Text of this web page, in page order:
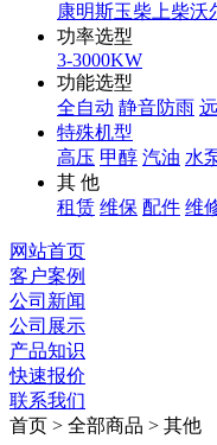
康明斯玉柴 上柴沃
功率选型
3-3000KW
功能选型
全自动 静音防雨
特殊机型
高压 甲醇 汽油 水
其 他
租赁 维保 配件 维
网站首页
客户案例
公司新闻
公司展示
产品知识
快速报价
联系我们
首页 > 全部商品 > 其他